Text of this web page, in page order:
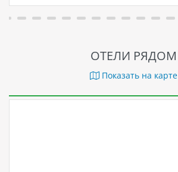
ОТЕЛИ РЯДОМ
Показать на карте